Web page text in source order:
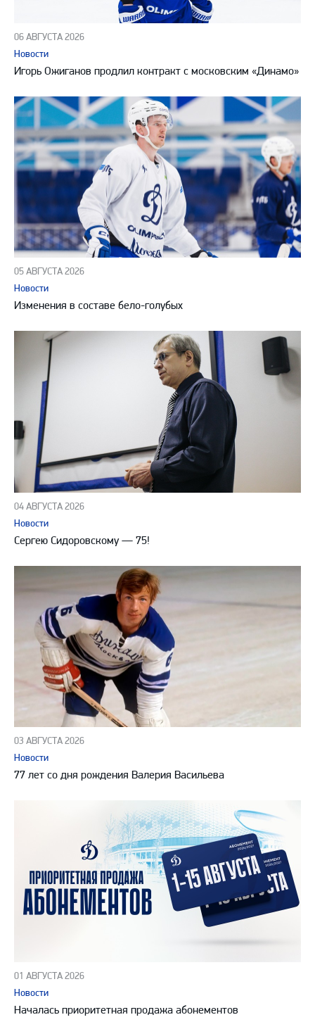
06 АВГУСТА 2026
Новости
Игорь Ожиганов продлил контракт с московским «Динамо»
05 АВГУСТА 2026
Новости
Изменения в составе бело-голубых
04 АВГУСТА 2026
Новости
Сергею Сидоровскому — 75!
03 АВГУСТА 2026
Новости
77 лет со дня рождения Валерия Васильева
01 АВГУСТА 2026
Новости
Началась приоритетная продажа абонементов